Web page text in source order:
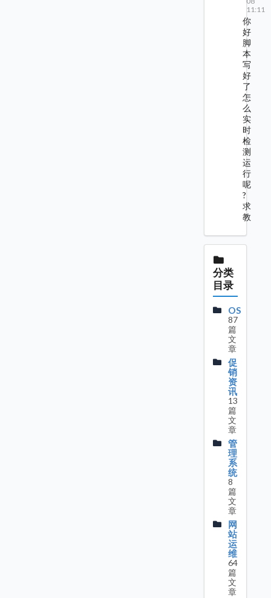
11:11
你
好
脚
本
写
好
了
怎
么
实
时
检
测
运
行
呢
?
求
教
分类
目录
OS
87
篇
文
章
促
销
资
讯
13
篇
文
章
管
理
系
统
8
篇
文
章
网
站
运
维
64
篇
文
章